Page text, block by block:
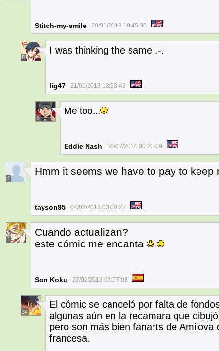
Stitch-my-smile 20/01/2013 19:45:30
8
I was thinking the same .-.
lig47 21/01/2013 13:53:43
6
Me too...
Eddie Nash 10/07/2014 00:23:09
1
Hmm it seems we have to pay to keep
tayson95 04/02/2013 03:00:27
1
Cuando actualizan?
este cómic me encanta
Son Koku 27/02/2013 03:57:03
34
El cómic se canceló por falta de
algunas aún en la recamara que
pero son más bien fanarts de Amilova
francesa.